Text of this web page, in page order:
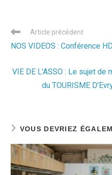
Read
articles
Article précédent
NOS VIDEOS : Conférence
VIE DE L’ASSO : Le sujet
du TOURISME
VOUS DEVRIEZ